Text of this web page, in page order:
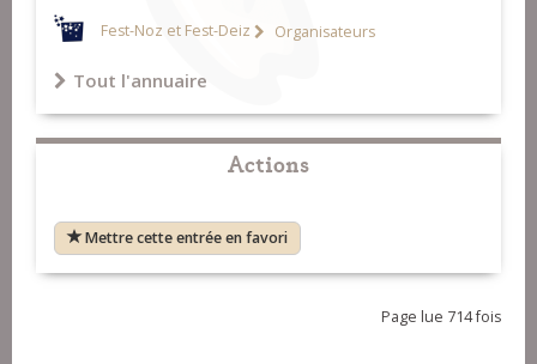
Fest-Noz et Fest-Deiz Organisateurs
Tout l'annuaire
Actions
Mettre cette entrée en favori
Page lue 714 fois